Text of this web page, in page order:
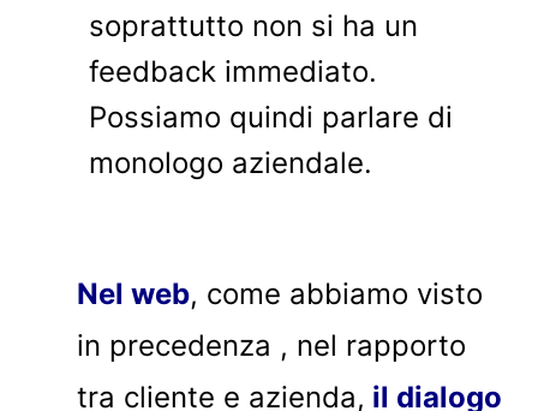
soprattutto non si ha un
feedback immediato.
Possiamo quindi parlare di
monologo aziendale.
Nel web, come abbiamo visto
in precedenza , nel rapporto
tra cliente e azienda, il dialogo